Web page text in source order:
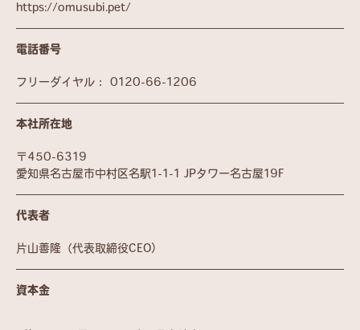
https://omusubi.pet/
電話番号
フリーダイヤル： 0120-66-1206
本社所在地
〒450-6319
愛知県名古屋市中村区名駅1-1-1 JPタワー名古屋19F
代表者
片山善隆（代表取締役CEO）
資本金